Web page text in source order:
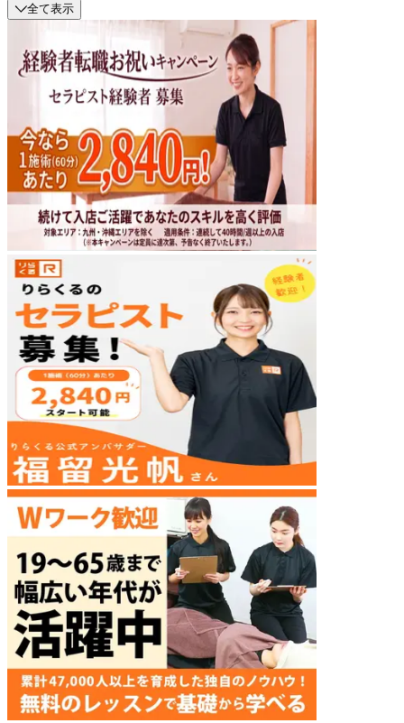
全て表示